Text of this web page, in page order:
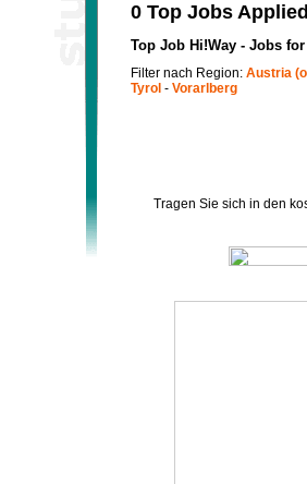
0 Top Jobs
Top Job Hi!Way - Jobs
Filter nach Region: Austria
Tyrol - Vorarlberg
Tragen Sie sich in den